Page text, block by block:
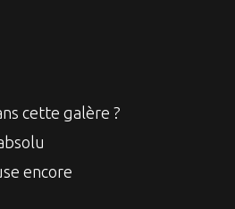
cette galère ?
encore